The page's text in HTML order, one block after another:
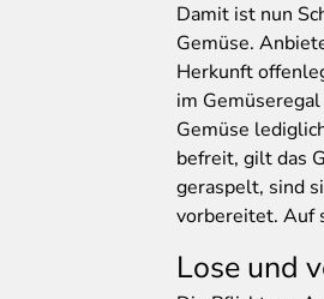
Damit ist nun
Gemüse.
Herkunft
im
Gemüse
befreit, gilt das
geraspelt, sind
vorbereitet. Auf
Lose und